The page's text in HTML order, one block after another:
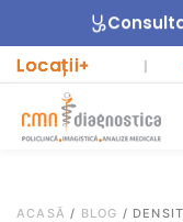
Locații+ |
ACASĂ / BLOG /